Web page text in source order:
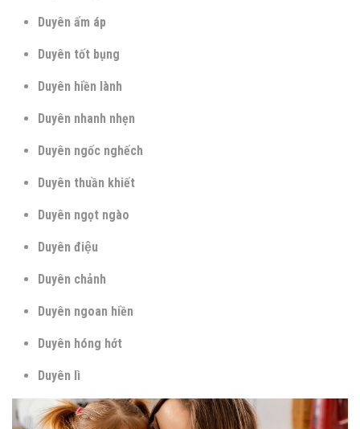
Duyên ấm áp
Duyên tốt bụng
Duyên hiền lành
Duyên nhanh nhẹn
Duyên ngốc nghếch
Duyên thuần khiết
Duyên ngọt ngào
Duyên điệu
Duyên chảnh
Duyên ngoan hiền
Duyên hóng hớt
Duyên lì